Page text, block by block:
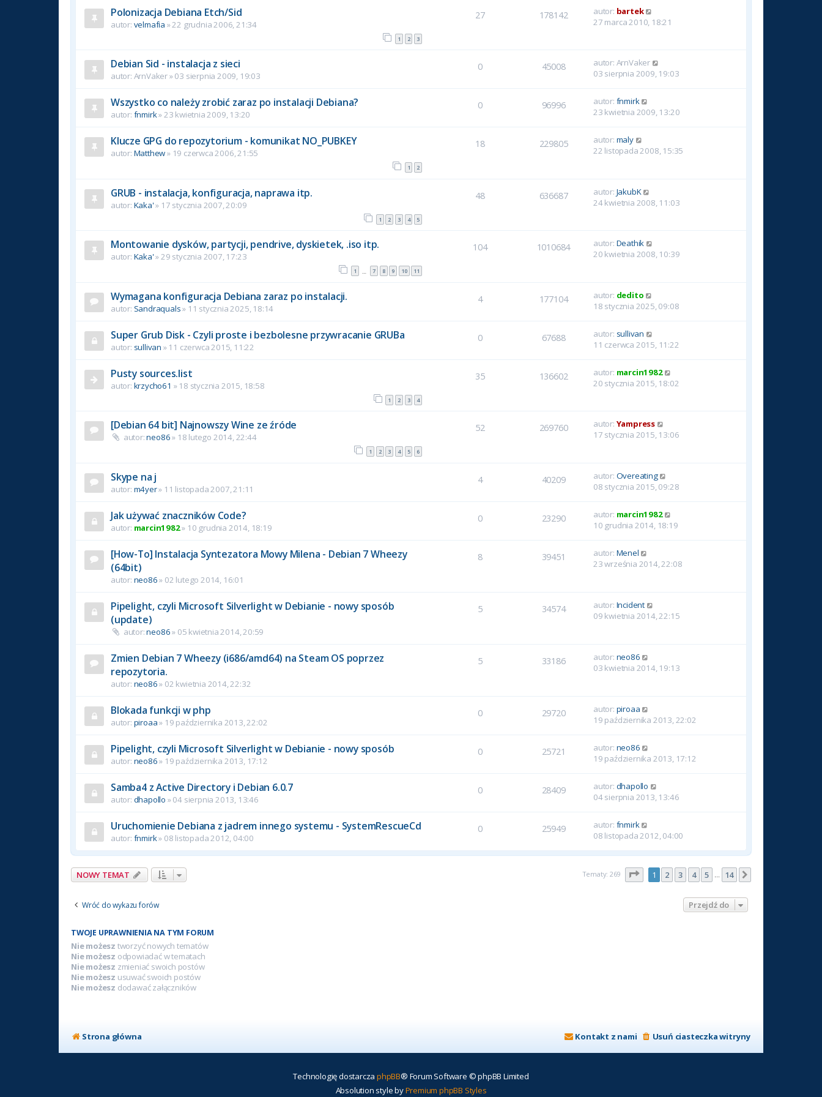
Polonizacja Debiana Etch/Sid
autor: velmafia » 22 grudnia 2006, 21:34
1 2 3
27 178142 autor: bartek
27 marca 2010, 18:21
Debian Sid - instalacja z sieci
autor: ArnVaker» 03 sierpnia 2009, 19:03
0 45008 autor: ArnVaker
03 sierpnia 2009, 19:03
Wszystko co należy zrobić zaraz po instalacji Debiana?
autor: fnmirk» 23 kwietnia 2009, 13:20
0 96996 autor: fnmirk
23 kwietnia 2009, 13:20
Klucze GPG do repozytorium - komunikat NO_PUBKEY
autor: Matthew» 19 czerwca 2006, 21:55
1 2
18 229805 autor: maly
22 listopada 2008, 15:35
GRUB - instalacja, konfiguracja, naprawa itp.
autor: Kaka'» 17 stycznia 2007, 20:09
1 2 3 4 5
48 636687 autor: JakubK
24 kwietnia 2008, 11:03
Montowanie dysków, partycji, pendrive, dyskietek, .iso itp.
autor: Kaka'» 29 stycznia 2007, 17:23
1 … 7 8 9 10 11
104 1010684 autor: Deathik
20 kwietnia 2008, 10:39
Wymagana konfiguracja Debiana zaraz po instalacji.
autor: Sandraquals» 11 stycznia 2025, 18:14
4 177104 autor: dedito
18 stycznia 2025, 09:08
Super Grub Disk - Czyli proste i bezbolesne przywracanie GRUBa
autor: sullivan » 11 czerwca 2015, 11:22
0 67688 autor: sullivan
11 czerwca 2015, 11:22
Pusty sources.list
autor: krzycho61 » 18 stycznia 2015, 18:58
1 2 3 4
35 136602 autor: marcin1982
20 stycznia 2015, 18:02
[Debian 64 bit] Najnowszy Wine ze źróde
autor:neo86» 18 lutego 2014, 22:44
1 2 3 4 5 6
52 269760 autor: Yampress
17 stycznia 2015, 13:06
Skype na j
autor: m4yer» 11 listopada 2007, 21:11
4 40209 autor: Overeating
08 stycznia 2015, 09:28
Jak używać znaczników Code?
autor: marcin1982» 10 grudnia 2014, 18:19
0 23290 autor: marcin1982
10 grudnia 2014, 18:19
[How-To] Instalacja Syntezatora Mowy Milena - Debian 7 Wheezy
(64bit)
autor: neo86» 02 lutego 2014, 16:01
8 39451 autor: Menel
23 września 2014, 22:08
Pipelight, czyli Microsoft Silverlight w Debianie - nowy sposób
(update)
autor:neo86» 05 kwietnia 2014, 20:59
5 34574 autor: Incident
09 kwietnia 2014, 22:15
Zmien Debian 7 Wheezy (i686/amd64) na Steam OS poprzez
repozytoria.
autor: neo86» 02 kwietnia 2014, 22:32
5 33186 autor: neo86
03 kwietnia 2014, 19:13
Blokada funkcji w php
autor: piroaa» 19 października 2013, 22:02
0 29720 autor: piroaa
19 października 2013, 22:02
Pipelight, czyli Microsoft Silverlight w Debianie - nowy sposób
autor: neo86» 19 października 2013, 17:12
0 25721 autor: neo86
19 października 2013, 17:12
Samba4 z Active Directory i Debian 6.0.7
autor: dhapollo » 04 sierpnia 2013, 13:46
0 28409 autor: dhapollo
04 sierpnia 2013, 13:46
Uruchomienie Debiana z jadrem innego systemu - SystemRescueCd
autor: fnmirk» 08 listopada 2012, 04:00
0 25949 autor: fnmirk
08 listopada 2012, 04:00
NOWY TEMAT Tematy: 269 Strona1 z14
1 2 3 4 5 … 14
Wróć do wykazu forów Przejdź do
TWOJE UPRAWNIENIA NA TYM FORUM
Nie możesz tworzyć nowych tematów
Nie możesz odpowiadać w tematach
Nie możesz zmieniać swoich postów
Nie możesz usuwać swoich postów
Nie możesz dodawać załączników
Strona główna Usuń ciasteczka witryny
Kontakt z nami
Technologię dostarcza phpBB® Forum Software © phpBB Limited
Absolution style byPremium phpBB Styles